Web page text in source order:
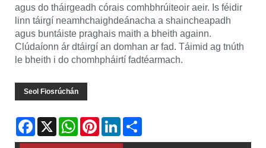
agus do tháirgeadh córais comhbhrúiteoir aeir. Is féidir
linn táirgí neamhchaighdeánacha a shaincheapadh
agus buntáiste praghais maith a bheith againn.
Clúdaíonn ár dtáirgí an domhan ar fad. Táimid ag tnúth
le bheith i do chomhpháirtí fadtéarmach.
Seol Fiosrúchán
Facebook
X WhatsAppPinterestLinkedIn